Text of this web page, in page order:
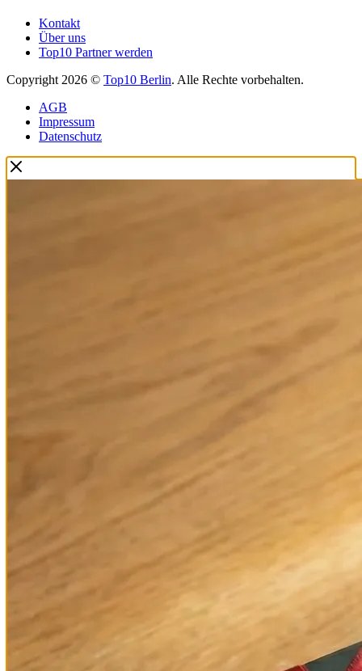
Kontakt
Über uns
Top10 Partner werden
Copyright 2026 © Top10 Berlin. Alle Rechte vorbehalten.
AGB
Impressum
Datenschutz